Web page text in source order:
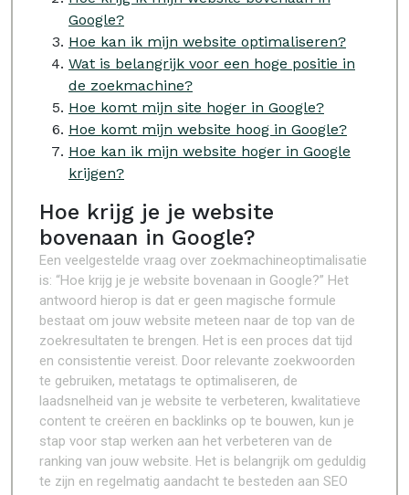
Google?
Hoe kan ik mijn website optimaliseren?
Wat is belangrijk voor een hoge positie in
de zoekmachine?
Hoe komt mijn site hoger in Google?
Hoe komt mijn website hoog in Google?
Hoe kan ik mijn website hoger in Google
krijgen?
Hoe krijg je je website
bovenaan in Google?
Een veelgestelde vraag over zoekmachineoptimalisatie
is: “Hoe krijg je je website bovenaan in Google?” Het
antwoord hierop is dat er geen magische formule
bestaat om jouw website meteen naar de top van de
zoekresultaten te brengen. Het is een proces dat tijd
en consistentie vereist. Door relevante zoekwoorden
te gebruiken, metatags te optimaliseren, de
laadsnelheid van je website te verbeteren, kwalitatieve
content te creëren en backlinks op te bouwen, kun je
stap voor stap werken aan het verbeteren van de
ranking van jouw website. Het is belangrijk om geduldig
te zijn en regelmatig aandacht te besteden aan SEO